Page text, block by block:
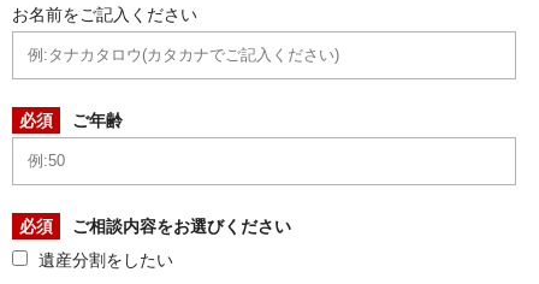
お名前をご記入ください
必須 ご年齢
必須
ご相談内容をお選びください
遺産分割をしたい